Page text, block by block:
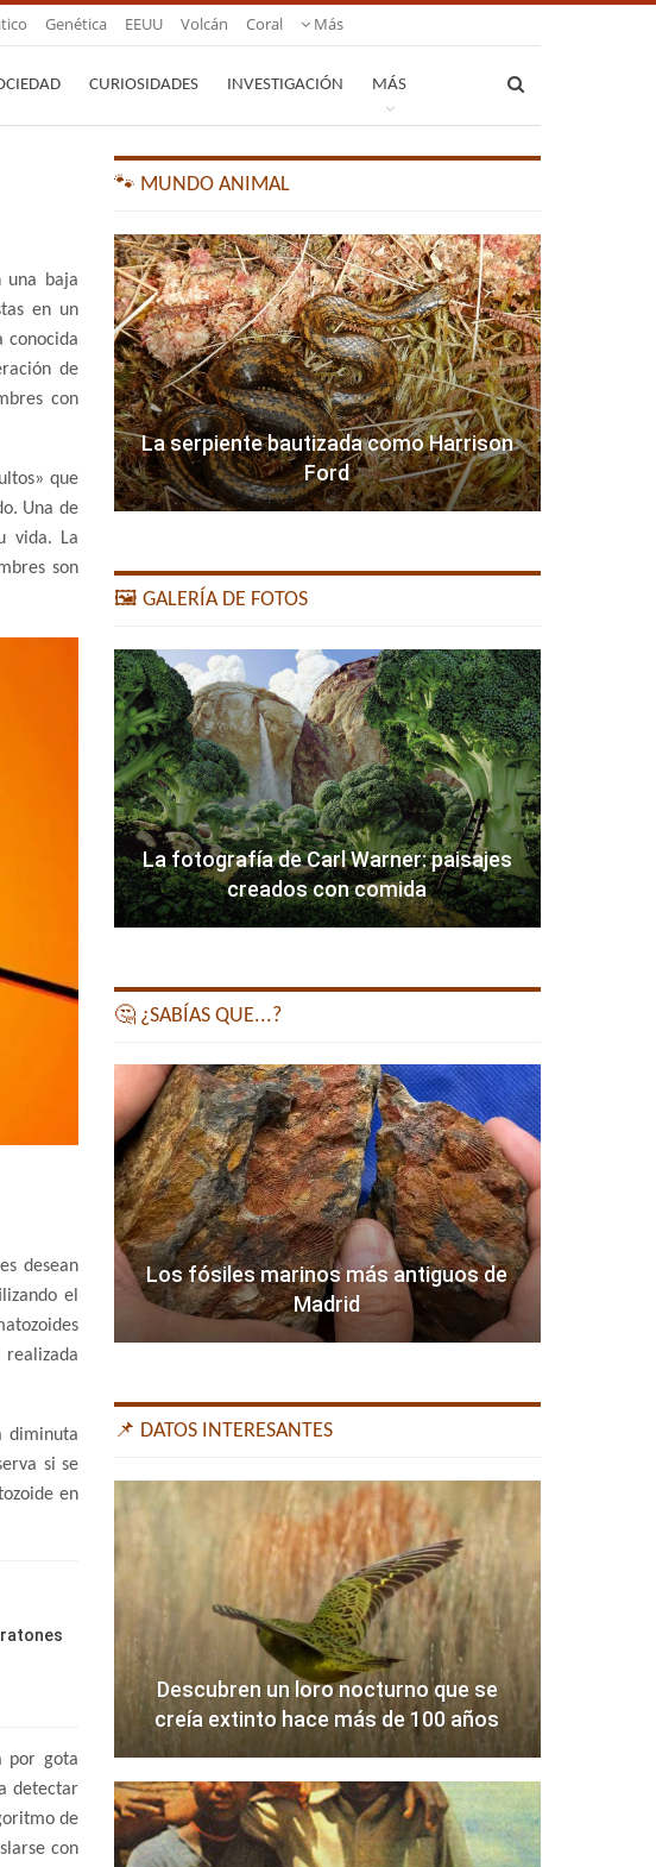
Genética EEUU Volcán Coral Más
CURIOSIDADES INVESTIGACIÓN MÁS
una baja
en un
conocida
de
con
que
Una de
vida. La
son
desean
el
realizada
diminuta
si se
en
por gota
detectar
de
con
🐾 MUNDO ANIMAL
La serpiente bautizada como Harrison
Ford
🖼️ GALERÍA DE FOTOS
La fotografía de Carl Warner: paisajes
creados con comida
🤔 ¿SABÍAS QUE...?
Los fósiles marinos más antiguos de
Madrid
📌 DATOS INTERESANTES
Descubren un loro nocturno que se
creía extinto hace más de 100 años